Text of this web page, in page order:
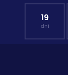
19
dni